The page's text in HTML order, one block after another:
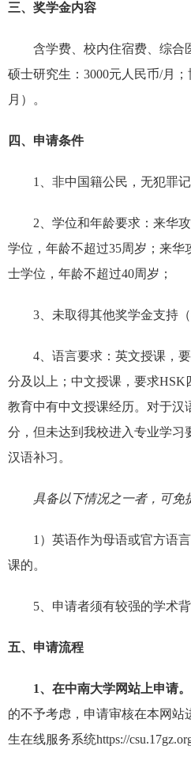
三、奖学金内容
含学费、校内住宿费、综合
硕士研究生：3000元人民币/月
月）。
四、申请条件
1、非中国籍公民，无犯罪
2、学位和年龄要求： 来华
学位，年龄不超过35周岁； 来华
士学位，年龄不超过40周岁；
3、未取得其他奖学金支持
4、语言要求： 英文授课，
分及以上； 中文授课，要求HSK
教育中有中文授课经历。对于汉
分，但未达到我校进入专业学习
汉语补习。
具备以下情况之一者，可免
1）英语作为母语或官方语言
课的。
5、申请者须有较强的学术
五、申请流程
1、在中南大学网站上申请。
的不予考虑，申请审核在本网站
生在线服务系统https://